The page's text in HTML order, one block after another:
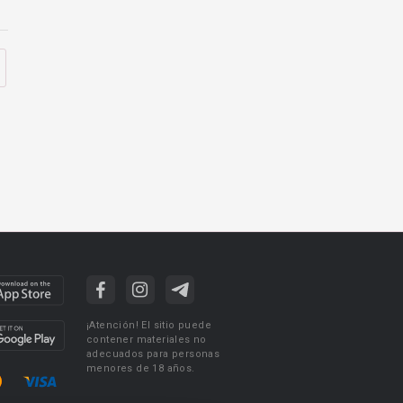
¡Atención! El sitio puede
contener materiales no
adecuados para personas
menores de 18 años.